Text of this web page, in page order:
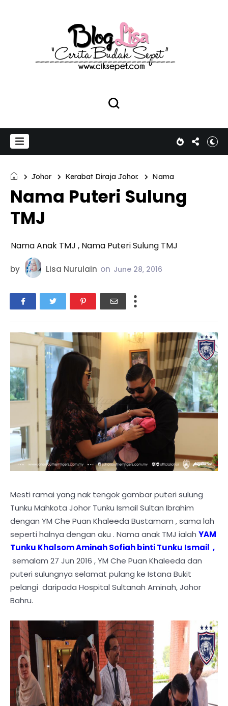
Johor Kerabat Diraja Johor. Nama
Nama Puteri Sulung
TMJ
Nama Anak TMJ , Nama Puteri Sulung TMJ
by Lisa Nurulain on June 28, 2016
Mesti ramai yang nak tengok gambar puteri sulung
Tunku Mahkota Johor Tunku Ismail Sultan Ibrahim
dengan YM Che Puan Khaleeda Bustamam , sama lah
seperti halnya dengan aku . Nama anak TMJ ialah YAM
Tunku Khalsom Aminah Sofiah binti Tunku Ismail ,
semalam 27 Jun 2016 , YM Che Puan Khaleeda dan
puteri sulungnya selamat pulang ke Istana Bukit
pelangi daripada Hospital Sultanah Aminah, Johor
Bahru.